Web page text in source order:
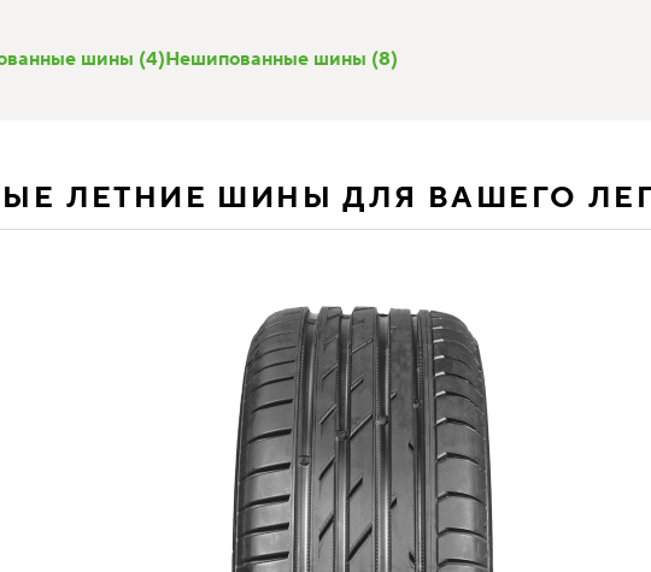
шины (4)Нешипованные шины (8)
ЛЕТНИЕ ШИНЫ ДЛЯ ВАШЕГО